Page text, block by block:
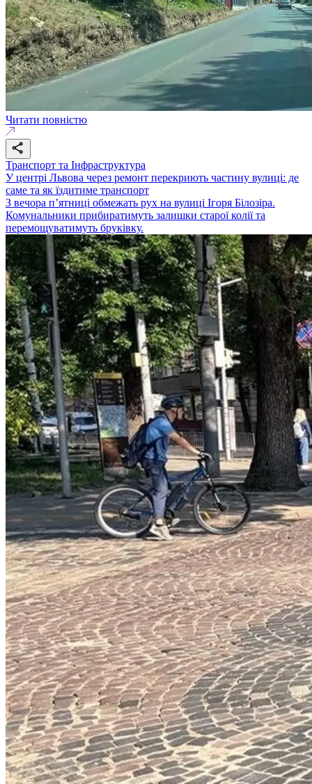
Читати повністю
Транспорт та Інфраструктура
У центрі Львова через ремонт перекриють частину вулиці: де
саме та як їздитиме транспорт
З вечора п’ятниці обмежать рух на вулиці Ігоря Білозіра.
Комунальники прибиратимуть залишки старої колії та
перемощуватимуть бруківку.